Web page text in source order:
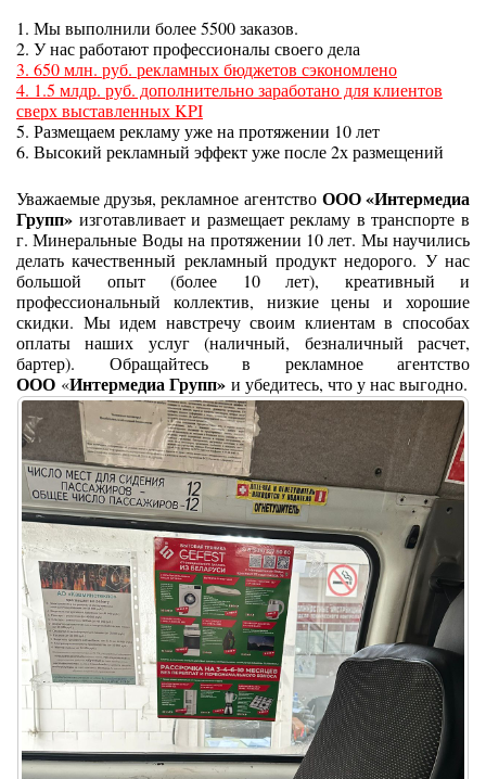
1. Мы выполнили более 5500 заказов.
2. У нас работают профессионалы своего дела
3. 650 млн. руб. рекламных бюджетов сэкономлено
4. 1.5 млдр. руб. дополнительно заработано для клиентов
сверх выставленных KPI
5. Размещаем рекламу уже на протяжении 10 лет
6. Высокий рекламный эффект уже после 2х размещений
Уважаемые друзья, рекламное агентство ООО «Интермедиа
Групп» изготавливает и размещает рекламу в транспорте в
г. Минеральные Водына протяжении 10 лет. Мы научились
делать качественный рекламный продукт недорого. У нас
большой опыт (более 10 лет), креативный и
профессиональный коллектив, низкие цены и хорошие
скидки. Мы идем навстречу своим клиентам в способах
оплаты наших услуг (наличный, безналичный расчет,
бартер). Обращайтесь в рекламное агентство
ООО «Интермедиа Групп» и убедитесь, что у нас выгодно.